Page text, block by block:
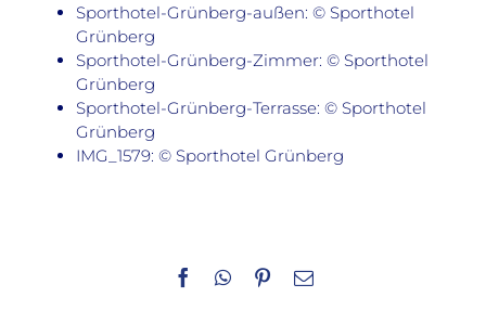
Sporthotel-Grünberg-außen: © Sporthotel
Grünberg
Sporthotel-Grünberg-Zimmer: © Sporthotel
Grünberg
Sporthotel-Grünberg-Terrasse: © Sporthotel
Grünberg
IMG_1579: © Sporthotel Grünberg
Facebook
WhatsApp
Pinterest
E-